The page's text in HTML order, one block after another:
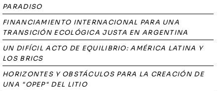
PARADISO
FINANCIAMIENTO INTERNACIONAL PARA UNA
TRANSICIÓN ECOLÓGICA JUSTA EN ARGENTINA
UN DIFÍCIL ACTO DE EQUILIBRIO: AMÉRICA LATINA Y
LOS BRICS
HORIZONTES Y OBSTÁCULOS PARA LA CREACIÓN DE
UNA "OPEP" DEL LITIO